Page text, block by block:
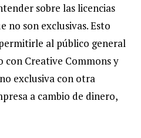
sobre las licencias
no son exclusivas. Esto
al público general
con Creative Commons y
exclusiva con otra
a cambio de dinero,